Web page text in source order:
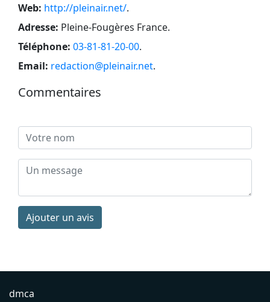
Web: http://pleinair.net/.
Adresse: Pleine-Fougères France.
Téléphone: 03-81-81-20-00.
Email: redaction@pleinair.net.
Commentaires
Ajouter un avis
dmca